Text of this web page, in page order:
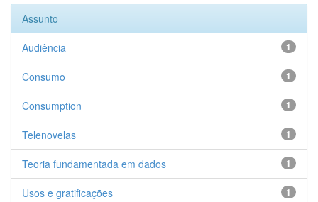
Assunto
1
Audiência
1
Consumo
1
Consumption
1
Telenovelas
1
Teoria fundamentada em dados
1
Usos e gratificações